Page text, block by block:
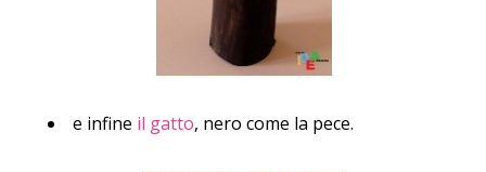
e infine il gatto, nero come la pece.